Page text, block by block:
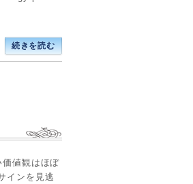
続きを読む
値観はほぼ
インを見逃